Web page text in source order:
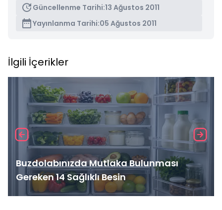
Güncellenme Tarihi:13 Ağustos 2011
Yayınlanma Tarihi:05 Ağustos 2011
İlgili İçerikler
Buzdolabınızda Mutlaka Bulunması
Gereken 14 Sağlıklı Besin